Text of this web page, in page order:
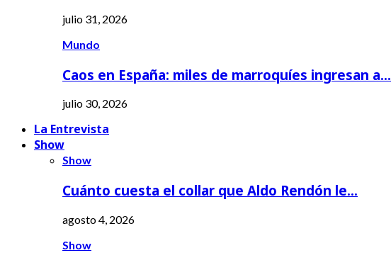
julio 31, 2026
Mundo
Caos en España: miles de marroquíes ingresan a…
julio 30, 2026
La Entrevista
Show
Show
Cuánto cuesta el collar que Aldo Rendón le…
agosto 4, 2026
Show